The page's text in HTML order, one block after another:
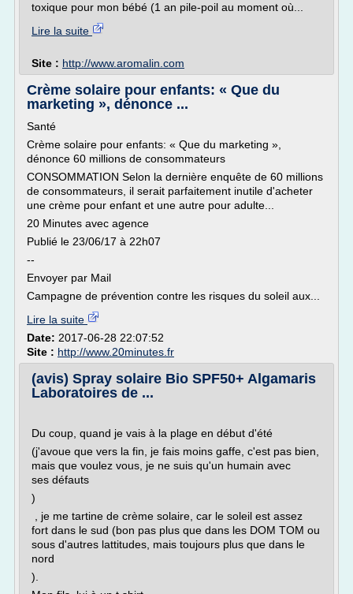
toxique pour mon bébé (1 an pile-poil au moment où...
Lire la suite
Site : http://www.aromalin.com
Crème solaire pour enfants: « Que du
marketing », dénonce ...
Santé
Crème solaire pour enfants: « Que du marketing »,
dénonce 60 millions de consommateurs
CONSOMMATION Selon la dernière enquête de 60 millions
de consommateurs, il serait parfaitement inutile d'acheter
une crème pour enfant et une autre pour adulte...
20 Minutes avec agence
Publié le 23/06/17 à 22h07
--
Envoyer par Mail
Campagne de prévention contre les risques du soleil aux...
Lire la suite
Date: 2017-06-28 22:07:52
Site : http://www.20minutes.fr
(avis) Spray solaire Bio SPF50+ Algamaris
Laboratoires de ...
Du coup, quand je vais à la plage en début d'été
(j'avoue que vers la fin, je fais moins gaffe, c'est pas bien,
mais que voulez vous, je ne suis qu'un humain avec
ses défauts
)
, je me tartine de crème solaire, car le soleil est assez
fort dans le sud (bon pas plus que dans les DOM TOM ou
sous d'autres lattitudes, mais toujours plus que dans le
nord
).